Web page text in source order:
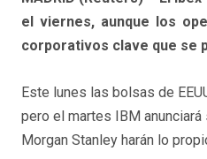
el viernes, aunque los
corporativos clave que se
Este lunes las bolsas de
pero el martes IBM
Morgan Stanley harán lo